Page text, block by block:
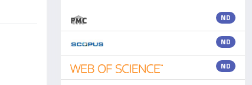
ND
ND
ND